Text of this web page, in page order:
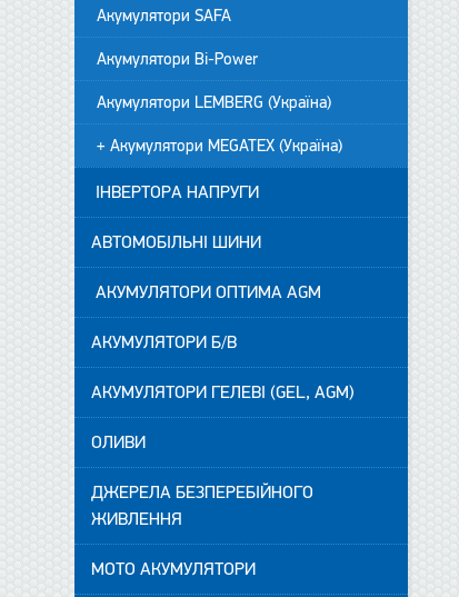
Акумулятори SAFA
Акумулятори Bi-Power
Акумулятори LEMBERG (Україна)
+ Акумулятори MEGATEX (Україна)
ІНВЕРТОРА НАПРУГИ
АВТОМОБІЛЬНІ ШИНИ
АКУМУЛЯТОРИ ОПТИМА AGM
АКУМУЛЯТОРИ Б/В
АКУМУЛЯТОРИ ГЕЛЕВІ (GEL, AGM)
ОЛИВИ
ДЖЕРЕЛА БЕЗПЕРЕБІЙНОГО
ЖИВЛЕННЯ
МОТО АКУМУЛЯТОРИ